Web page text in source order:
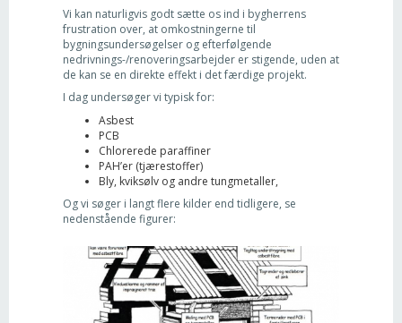
Vi kan naturligvis godt sætte os ind i bygherrens
frustration over, at omkostningerne til
bygningsundersøgelser og efterfølgende
nedrivnings-/renoveringsarbejder er stigende, uden at
de kan se en direkte effekt i det færdige projekt.
I dag undersøger vi typisk for:
Asbest
PCB
Chlorerede paraffiner
PAH’er (tjærestoffer)
Bly, kviksølv og andre tungmetaller,
Og vi søger i langt flere kilder end tidligere, se
nedenstående figurer: